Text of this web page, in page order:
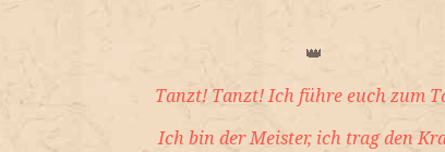
👑
Tanzt! Tanzt! Ich führe euch zum
Ich bin der Meister, ich trag den